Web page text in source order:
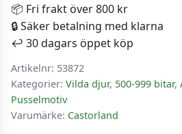
📦 Fri frakt över 800 kr
🔒 Säker betalning med klarna
↩️ 30 dagars öppet köp
Artikelnr: 53872
Kategorier: Vilda djur, 500-999 bitar,
Pusselmotiv
Varumärke: Castorland